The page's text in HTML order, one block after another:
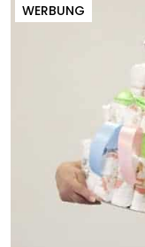
WERBUNG